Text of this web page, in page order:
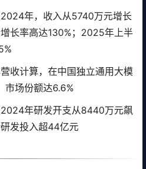
年，收入从5740万元增长
长率高达130%；2025年上半
收计算，在中国独立通用大模
市场份额达6.6%
年研发开支从8440万元飙
发投入超44亿元